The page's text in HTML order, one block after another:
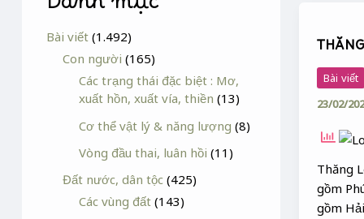
Danh mục
Bài viết (1.492)
Con người (165)
Các trạng thái đặc biệt : Mơ,
xuất hồn, xuất vía, thiền (13)
Cơ thể vật lý & năng lượng (8)
Vòng đầu thai, luân hồi (11)
Đất nước, dân tộc (425)
Các vùng đất (143)
Bài viết
23/02/
Thăng
gồm
gồm
TỨ
XỨ
:
ĐỊA
LÝ